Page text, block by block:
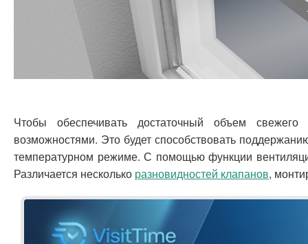
Чтобы обеспечивать достаточный объем
возможностями. Это будет способствовать
температурном режиме. С помощью функции
Различается несколько разновидностей клапанов,